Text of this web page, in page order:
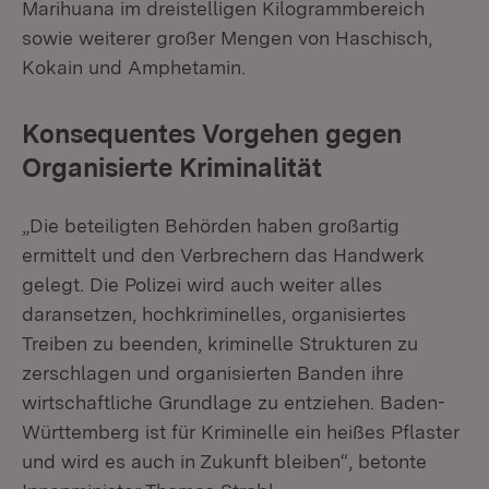
Marihuana im dreistelligen Kilogrammbereich
sowie weiterer großer Mengen von Haschisch,
Kokain und Amphetamin.
Konsequentes Vorgehen gegen
Organisierte Kriminalität
„Die beteiligten Behörden haben großartig
ermittelt und den Verbrechern das Handwerk
gelegt. Die Polizei wird auch weiter alles
daransetzen, hochkriminelles, organisiertes
Treiben zu beenden, kriminelle Strukturen zu
zerschlagen und organisierten Banden ihre
wirtschaftliche Grundlage zu entziehen. Baden-
Württemberg ist für Kriminelle ein heißes Pflaster
und wird es auch in Zukunft bleiben“, betonte